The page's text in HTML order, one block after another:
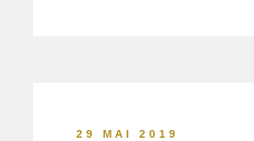
29 MAI 2019